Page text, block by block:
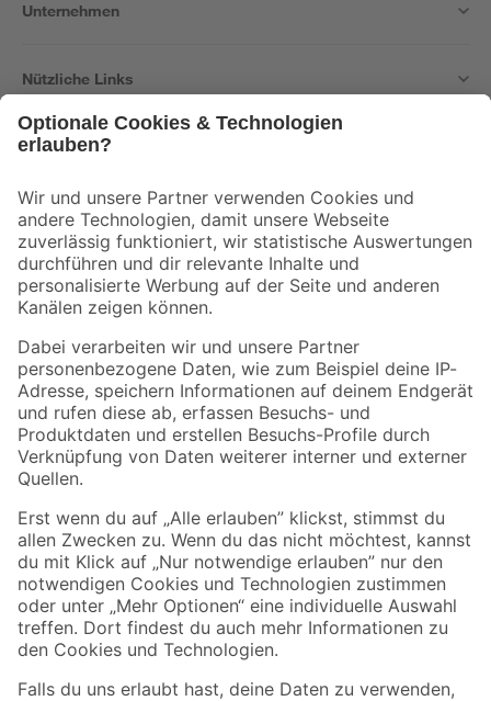
Unternehmen
Nützliche Links
Der toom Newsletter: Keine Angebote und Aktionen mehr verpassen!
Zur Newsletter Anmeldung
Folge uns
Zahlungsarten Versandarten
Sicher einkaufen
Jetzt die toom-App herunterladen